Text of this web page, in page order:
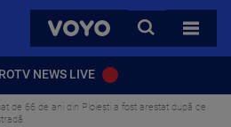
VOYO
CAUTA
TOATE
NEWS LIVE
de 66 de ani din Ploiești a fost arestat după ce